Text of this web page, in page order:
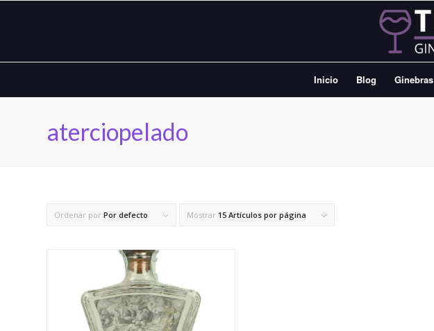
Inicio Blog Ginebras
aterciopelado
Ordenar por Por defecto Mostrar 15 Artículos por página